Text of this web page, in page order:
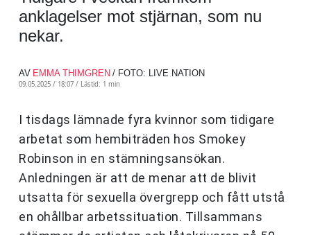
anklagelser mot stjärnan, som nu
nekar.
AV EMMA THIMGREN / FOTO: LIVE NATION
09.05.2025 / 18:07 / Lästid: 1 min
I tisdags lämnade fyra kvinnor som tidigare
arbetat som hembiträden hos Smokey
Robinson in en stämningsansökan.
Anledningen är att de menar att de blivit
utsatta för sexuella övergrepp och fått utstå
en ohållbar arbetssituation. Tillsammans